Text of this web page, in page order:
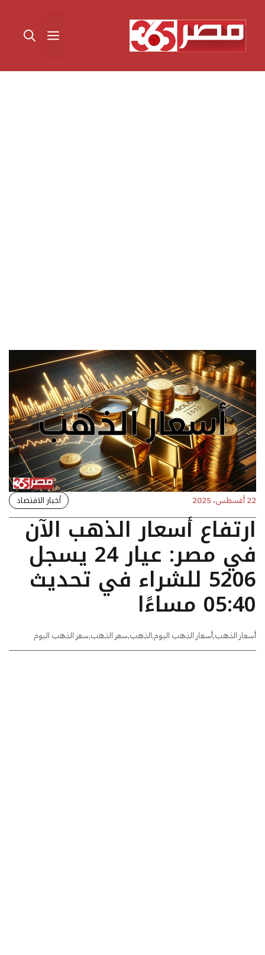
المحتوى القائمة
22 أغسطس، 2025 أخبار الاقتصاد
ارتفاع أسعار الذهب الآن
في مصر: عيار 24 يسجل
5206 للشراء في تحديث
05:40 مساءًا
أسعار الذهب,أسعار الذهب اليوم,الذهب,سعر الذهب,سعر الذهب اليوم